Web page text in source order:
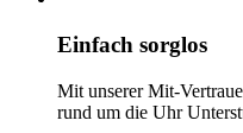
Einfach sorglos
Mit unserer Mit-
rund um die Uhr